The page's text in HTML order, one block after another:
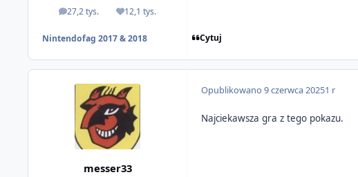
27,2 tys.
odpowiedzi12,1 tys.
Reputacja
Nintendofag 2017 & 2018 Cytuj
messer33
Opublikowano9 czerwca 20251 r
Najciekawsza gra z tego pokazu.